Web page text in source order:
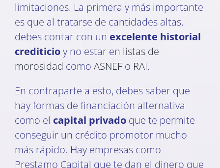
limitaciones. La primera y más importante
es que al tratarse de cantidades altas,
debes contar con un excelente historial
crediticioy no estar en listas de
morosidad como ASNEFo RAI.
En contraparte a esto, debes saber que
hay formas de financiación alternativa
como el capital privado que te permite
conseguir un crédito promotor mucho
más rápido. Hay empresas como
Prestamo Capital que te dan el dinero que